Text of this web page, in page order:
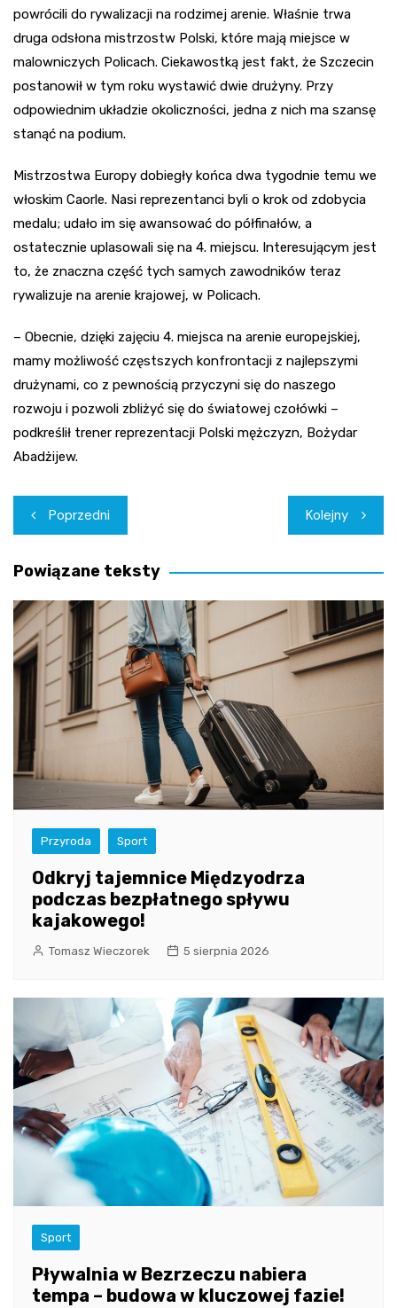
powrócili do rywalizacji na rodzimej arenie. Właśnie trwa
druga odsłona mistrzostw Polski, które mają miejsce w
malowniczych Policach. Ciekawostką jest fakt, że Szczecin
postanowił w tym roku wystawić dwie drużyny. Przy
odpowiednim układzie okoliczności, jedna z nich ma szansę
stanąć na podium.
Mistrzostwa Europy dobiegły końca dwa tygodnie temu we
włoskim Caorle. Nasi reprezentanci byli o krok od zdobycia
medalu; udało im się awansować do półfinałów, a
ostatecznie uplasowali się na 4. miejscu. Interesującym jest
to, że znaczna część tych samych zawodników teraz
rywalizuje na arenie krajowej, w Policach.
– Obecnie, dzięki zajęciu 4. miejsca na arenie europejskiej,
mamy możliwość częstszych konfrontacji z najlepszymi
drużynami, co z pewnością przyczyni się do naszego
rozwoju i pozwoli zbliżyć się do światowej czołówki –
podkreślił trener reprezentacji Polski mężczyzn, Bożydar
Abadżijew.
Nawigacja
wpisu
Poprzedni Kolejny
Powiązane teksty
Przyroda Sport
Odkryj tajemnice Międzyodrza
podczas bezpłatnego spływu
kajakowego!
Tomasz Wieczorek 5 sierpnia 2026
Sport
Pływalnia w Bezrzeczu nabiera
tempa – budowa w kluczowej fazie!